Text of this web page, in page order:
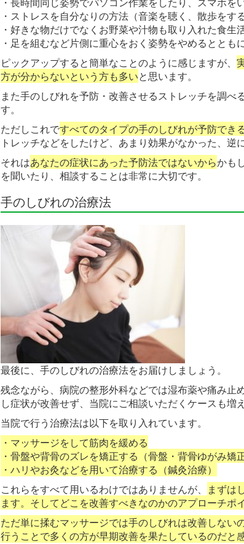
・ストレスを自分なりの方法（音楽を聴く、散歩をす
・好きな物だけでなくお野菜や汁物も取り入れた食生
・足を組むなど片側に重心をおく姿勢をやめるとと
ピックアップすると簡単なことのように感じますが、
方が分からないという方も多いと思います。
また手のしびれを予防・改善させるストレッチを調
す。
ただしこれですべてのタイプの手のしびれが予防でき
トレッチなどをしたけど、あまり効果がなかった、
それはあなたの症状にあった予防法ではないからかも
を聞いたり、相談することは非常に大切です。
手のしびれの治療法
最後に、手のしびれの治療法をお届けしましょう。
残念ながら、病院の整形外科などでは湿布薬や痛み
し症状が改善せず、当院にご相談いただくケースも増
当院で行う治療法は以下を取り入れています。
・マッサージをして筋肉を緩める
・骨盤や背骨のズレを矯正する（骨盤・背骨ゆがみ矯
・ハリやお灸などを用いて治療する（鍼灸治療）
これらをすべて用いるわけではありませんが、
まずは
ます。そしてどこを改善すべきなのかのアプローチポ
ただ単に揉むマッサージでは手のしびれは改善しな
行うことで多くの方が早期改善を果たしているのだと感